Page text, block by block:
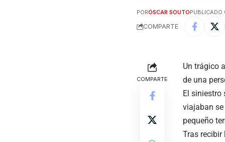
PORÓSCAR SOUTO
COMPARTE
COMPARTE
Un trágico
de una
El siniestro
viajaban
pequeño
Tras recibir